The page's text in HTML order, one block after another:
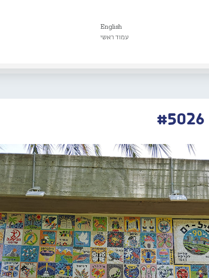
English
עמוד ראשי